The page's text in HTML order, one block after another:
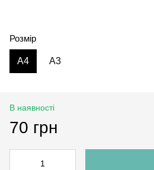
Розмір
A4 А3
В наявності
70 грн